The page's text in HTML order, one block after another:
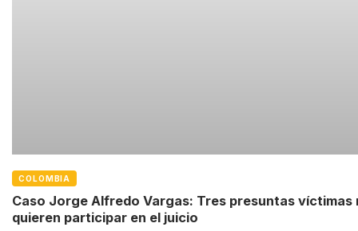
COLOMBIA
Caso Jorge Alfredo Vargas: Tres presuntas víctimas
quieren participar en el juicio